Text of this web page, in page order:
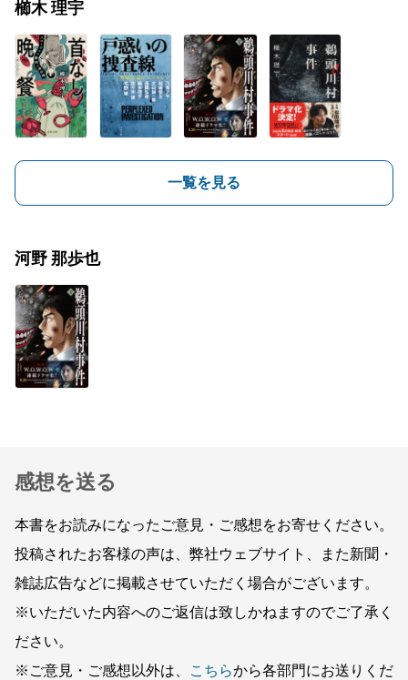
櫛木 理宇
一覧を見る
河野 那歩也
感想を送る
本書をお読みになったご意見・ご感想をお寄せください。
投稿されたお客様の声は、弊社ウェブサイト、また新聞・
雑誌広告などに掲載させていただく場合がございます。
※いただいた内容へのご返信は致しかねますのでご了承く
ださい。
※ご意見・ご感想以外は、
こちらから各部門にお送りくだ